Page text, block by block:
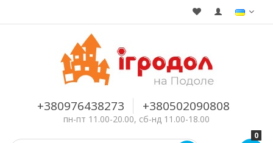
+380976438273 +380502090808
пн-пт 11.00-20.00, сб-нд 11.00-18.00
0